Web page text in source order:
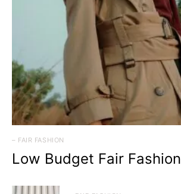
– FAIR FASHION
Low Budget Fair Fashion